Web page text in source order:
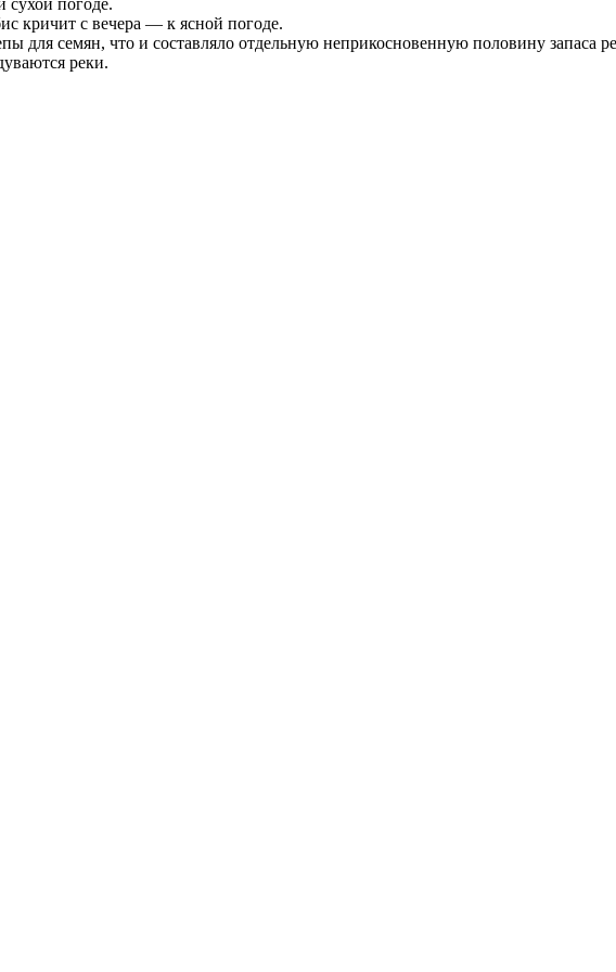
кричит с вечера — к ясной погоде.
для семян, что и составляло отдельную неприкосновенную половину запаса
реки.